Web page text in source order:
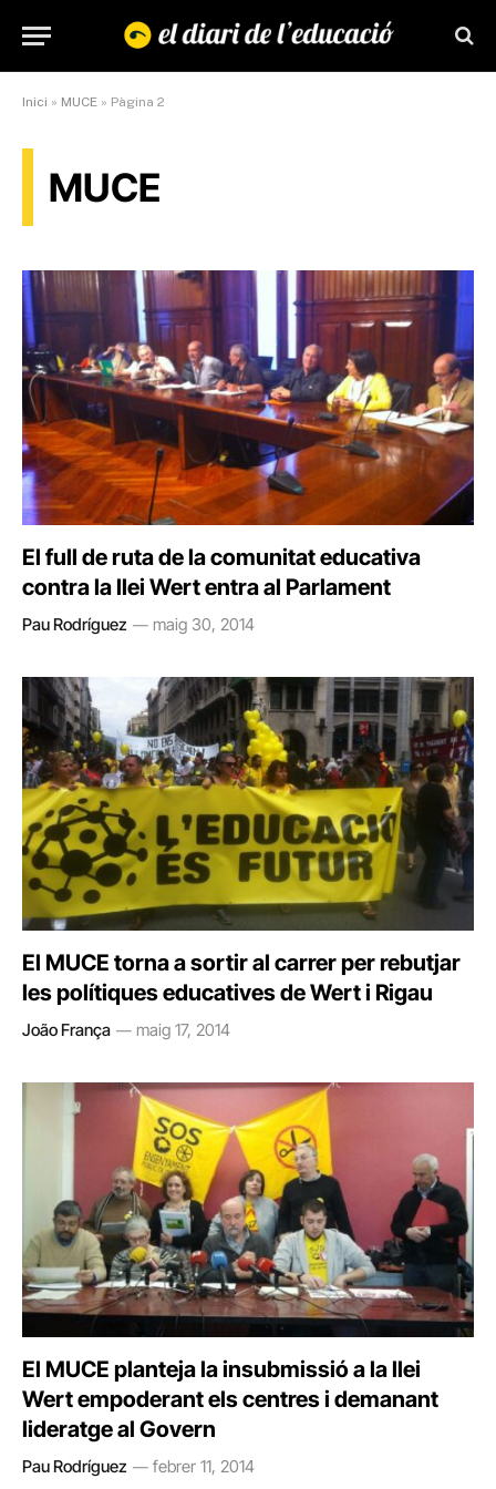
Inici » MUCE » Pàgina 2
MUCE
El full de ruta de la comunitat educativa
contra la llei Wert entra al Parlament
Pau Rodríguez maig 30, 2014
El MUCE torna a sortir al carrer per rebutjar
les polítiques educatives de Wert i Rigau
João França maig 17, 2014
El MUCE planteja la insubmissió a la llei
Wert empoderant els centres i demanant
lideratge al Govern
Pau Rodríguez febrer 11, 2014